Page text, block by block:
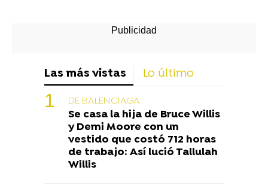
Las más vistas Lo último
DE BALENCIAGA
Se casa la hija de Bruce Willis
y Demi Moore con un
vestido que costó 712 horas
de trabajo: Así lució Tallulah
Willis